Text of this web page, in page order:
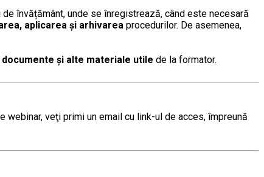
învățământ, unde se înregistrează, când este necesară
aplicarea și arhivarea procedurilor. De asemenea,
și alte materiale utile de la formator.
veţi primi un email cu link-ul de acces, împreună